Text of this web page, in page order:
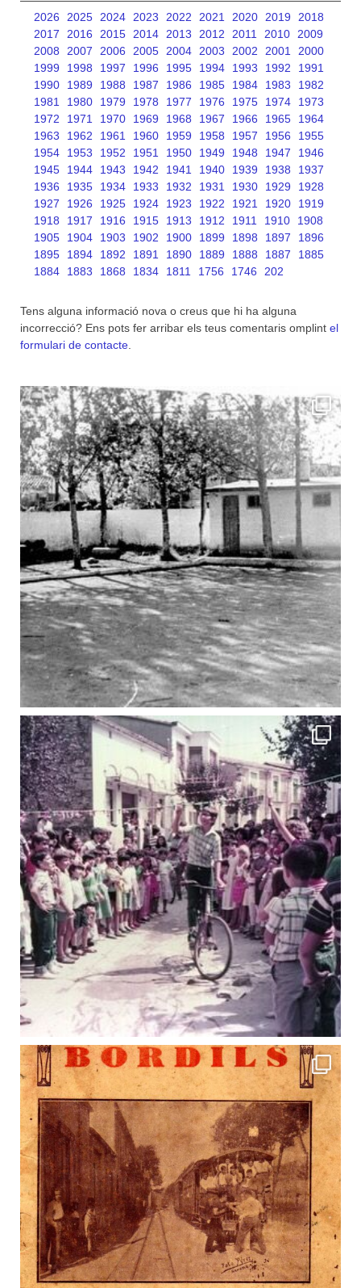
2026 2025 2024 2023 2022 2021 2020 2019
2018
2017
2016 2015 2014 2013 2012 2011 2010 2009
2008
2007 2006 2005 2004 2003 2002 2001
2000
1999
1998 1997 1996 1995 1994 1993 1992
1991
1990
1989 1988 1987 1986 1985 1984 1983
1982
1981
1980 1979 1978 1977 1976 1975 1974
1973
1972
1971 1970 1969 1968 1967 1966 1965
1964
1963
1962 1961 1960 1959 1958 1957 1956
1955
1954
1953 1952 1951 1950 1949 1948 1947
1946
1945
1944 1943 1942 1941 1940 1939 1938
1937
1936
1935 1934 1933 1932 1931 1930 1929
1928
1927
1926 1925 1924 1923 1922 1921 1920
1919
1918
1917 1916 1915 1913 1912 1911 1910
1908
1905
1904 1903 1902 1900 1899 1898 1897
1896
1895
1894 1892 1891 1890 1889 1888 1887
1885
1884
1883 1868 1834 1811 1756 1746 202
Tens alguna informació nova o creus que hi ha alguna
incorrecció? Ens pots fer arribar els teus comentaris omplint el
formulari de contacte.